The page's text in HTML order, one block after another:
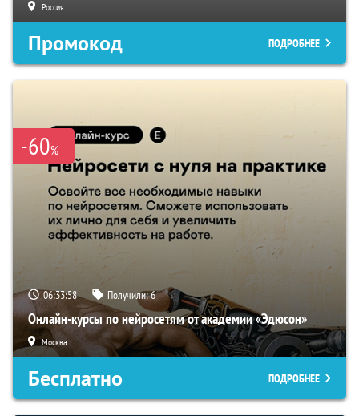
Россия
Промокод ПОДРОБНЕЕ
-60%
06:33:57 Получили:6
Онлайн-курсы по нейросетям от академии «Эдюсон»
Москва
Бесплатно ПОДРОБНЕЕ